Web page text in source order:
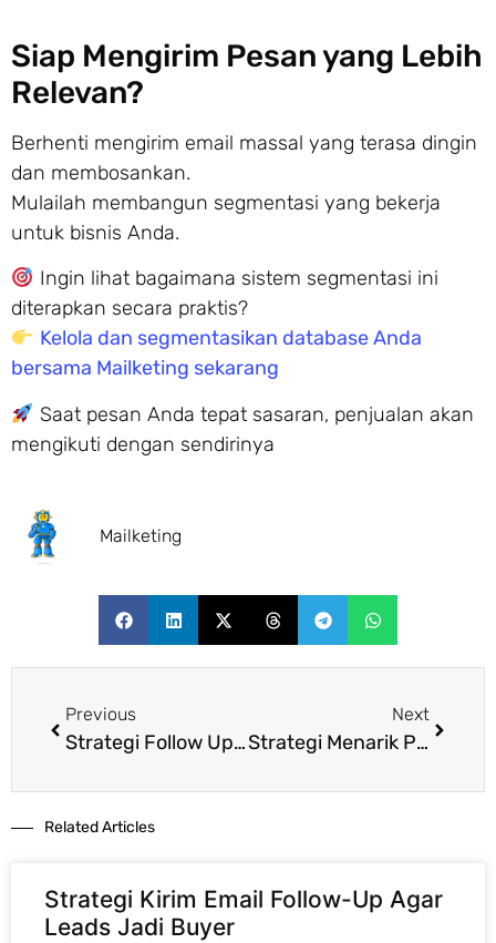
Siap Mengirim Pesan yang Lebih
Relevan?
Berhenti mengirim email massal yang terasa dingin
dan membosankan.
Mulailah membangun segmentasi yang bekerja
untuk bisnis Anda.
Ingin lihat bagaimana sistem segmentasi ini
diterapkan secara praktis?
Kelola dan segmentasikan database Anda
bersama Mailketing sekarang
Saat pesan Anda tepat sasaran, penjualan akan
mengikuti dengan sendirinya
Mailketing
Previous
Strategi Follow Up Otomatis: Hemat Waktu dengan Email Sequential
Next
Strategi Menarik Potensial Buyer: Edukasi Adalah Investasi Jangka Panjang
Related Articles​
Strategi Kirim Email Follow-Up Agar
Leads Jadi Buyer